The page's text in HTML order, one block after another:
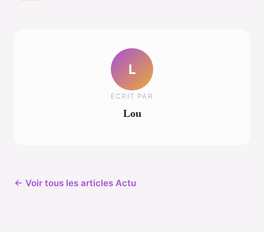
L
ECRIT PAR
Lou
← Voir tous les articles Actu